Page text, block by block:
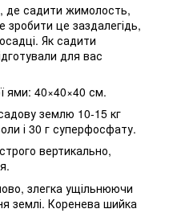
де садити жимолость,
зробити це заздалегідь,
Як садити
для вас
ями: 40×40×40 см.
землю 10-15 кг
і 30 г суперфосфату.
вертикально,
злегка ущільнюючи
землі. Коренева шийка